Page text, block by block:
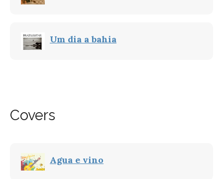
Um dia a bahia
Covers
Agua e vino